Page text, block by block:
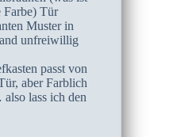
Farbe) Tür
Muster in
unfreiwillig
passt von
aber Farblich
lass ich den